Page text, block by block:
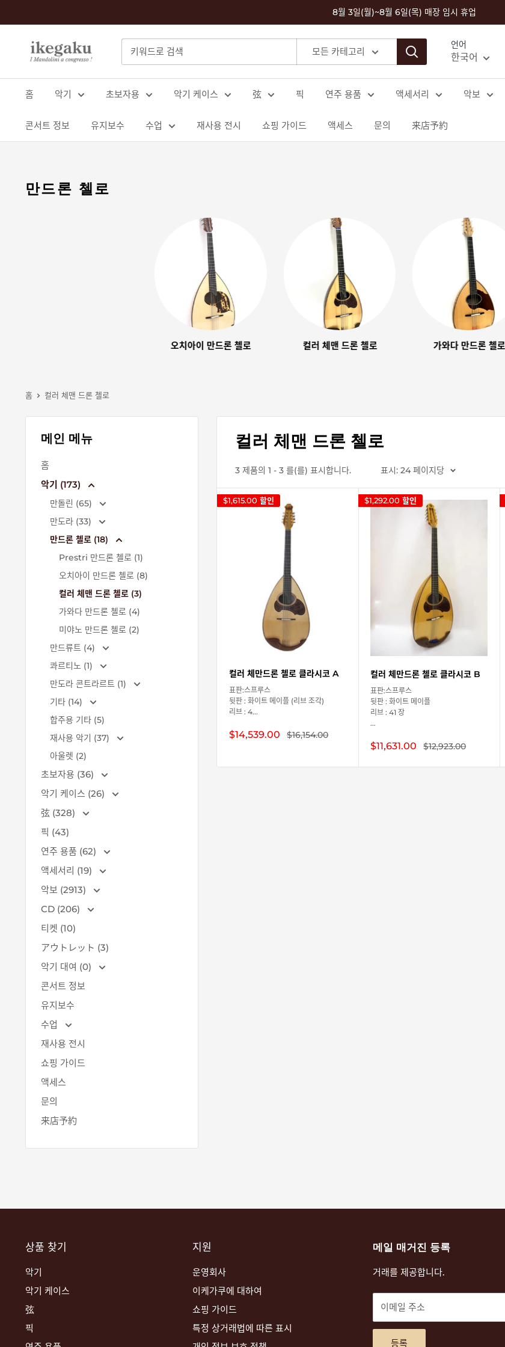
텐
8월 3일(월)~8월 6일(목) 매장 임시 휴업
Mandolin
&
Guitar
Shop
모든 카테고리
언어
한국어
홈 악기 초보자용 악기 케이스 弦 픽 연주 용품 액세서리 악보
콘서트 정보 유지보수 수업 재사용 전시 쇼핑 가이드 액세스 문의 来店予約
만드론 첼로
오치아이 만드론 첼로 컬러 체맨 드론 첼로 가와다 만드론 첼로
홈 컬러 체맨 드론 첼로
메인 메뉴
홈
악기 (173)
만돌린 (65)
만도라 (33)
만드론 첼로 (18)
Prestri 만드론 첼로 (1)
오치아이 만드론 첼로 (8)
컬러 체맨 드론 첼로 (3)
가와다 만드론 첼로 (4)
미야노 만드론 첼로 (2)
만드류트 (4)
콰르티노 (1)
만도라 콘트라르트 (1)
기타 (14)
합주용 기타 (5)
재사용 악기 (37)
아울렛 (2)
초보자용 (36)
악기 케이스 (26)
弦 (328)
픽 (43)
연주 용품 (62)
액세서리 (19)
악보 (2913)
CD (206)
티켓 (10)
アウトレット (3)
악기 대여 (0)
콘서트 정보
유지보수
수업
재사용 전시
쇼핑 가이드
액세스
문의
来店予約
컬러 체맨 드론 첼로
3 제품의 1 - 3 를(를) 표시합니다. 표시: 24 페이지당
$1,615.00 할인
컬러 체만드론 첼로 클라시코 A
표판:스프루스
뒷판 : 화이트 메이플 (리브 조각)
리브 : 4...
판
$14,539.00 정
$16,154.00
$1,292.00 할인
컬러 체만드론 첼로 클라시코 B
표판:스프루스
뒷판 : 화이트 메이플
리브 : 41 장
...
판
가
$11,631.00 정
상
$12,923.00
상품 찾기
악기
악기 케이스
弦
픽
지원
운영회사
이케가쿠에 대하여
쇼핑 가이드
특정 상거래법에 따른 표시
메일 매거진 등록
거래를 제공합니다.
이메일 주소
등록